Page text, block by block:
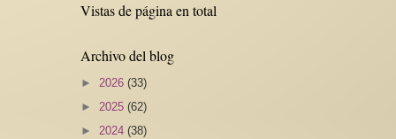
Vistas de página en total
Archivo del blog
► 2026 (33)
► 2025 (62)
► 2024 (38)